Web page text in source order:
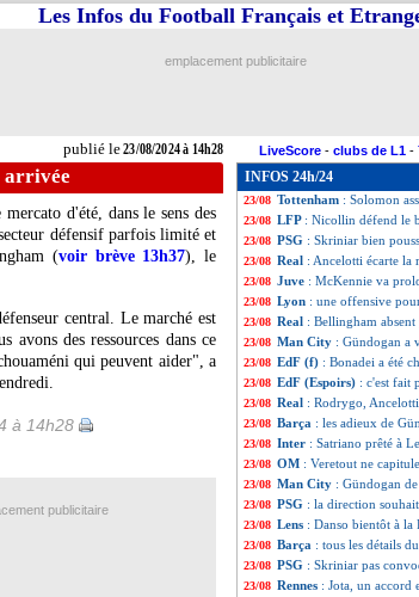
publié le23/08/2024 à 14h28
Les Infos du Football Français et
emplacement publicitaire
LiveScore - clubs de L1 -
arrivée
d'été, dans le sens des
défensif parfois limité et
(voir brève 13h37), le
central. Le marché est
des ressources dans ce
qui peuvent aider", a
à 14h28
INFOS 24h/24
23/08 Man City: le mercato,
23/08 PSV: des discussions
23/08 Juve: Chiesa, le Barça
23/08 Nice: la pelouse, Haise
23/08 Tottenham : Solomon
23/08 LFP : Nicollin défend le
23/08 PSG : Skriniar bien
23/08 Real : Ancelotti écarte la
23/08 Juve : McKennie va
23/08 Lyon : une offensive
23/08 Real : Bellingham
23/08 Man City : Gündogan a
23/08 EdF (f) : Bonadei a été
23/08 EdF (Espoirs) : c'est fait
23/08 Real : Rodrygo,
23/08 Barça : les adieux de
23/08 Inter : Satriano prêté à
23/08 OM : Veretout ne
23/08 Man City : Gündogan
23/08 PSG : la direction
23/08 Lens : Danso bientôt à la
23/08 Barça : tous les détails
23/08 PSG : Skriniar pas
23/08 Rennes : Jota, un accord
publicitaire